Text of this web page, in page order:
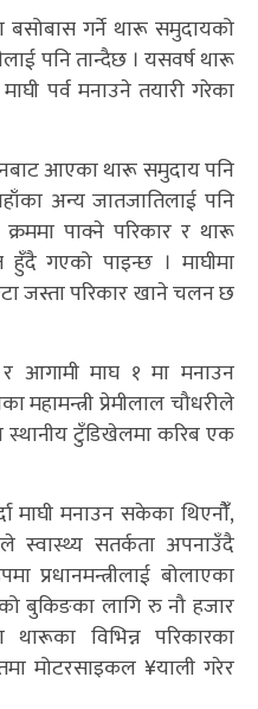
बसोबास गर्ने थारू समुदायको
पनि तान्दैछ । यसवर्ष थारू
पर्व मनाउने तयारी गरेका
आएका थारू समुदाय पनि
अन्य जातजातिलाई पनि
पाक्ने परिकार र थारू
हुँदै गएको पाइन्छ । माघीमा
जस्ता परिकार खाने चलन छ
आगामी माघ १ मा मनाउन
प्रेमीलाल चौधरीले
स्थानीय टुँडिखेलमा करिब एक
माघी मनाउन सकेका थिएनौंँ,
स्वास्थ्य सतर्कता अपनाउँदै
प्रधानमन्त्रीलाई बोलाएका
बुकिङका लागि रु नौ हजार
विभिन्न परिकारका
मोटरसाइकल ¥याली गरेर